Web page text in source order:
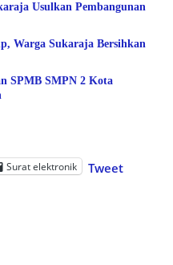
Usulkan Pembangunan
Warga Sukaraja Bersihkan
SPMB SMPN 2 Kota
Surat elektronik Tweet